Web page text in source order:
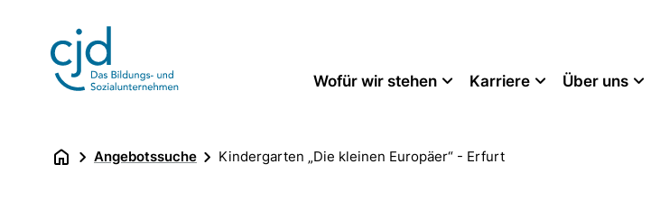
Wofür wir stehen Karriere Über uns
Angebotssuche Kindergarten „Die kleinen Europäer“ - Erfurt